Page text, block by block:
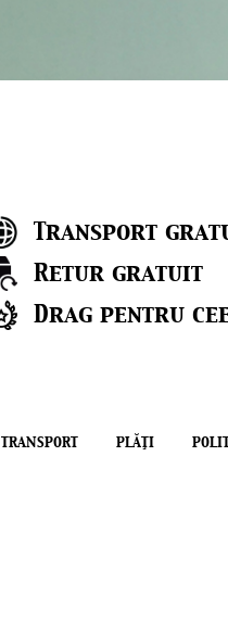
Transport
Retur gratuit
Drag pentru
TRANSPORT PLĂŢI